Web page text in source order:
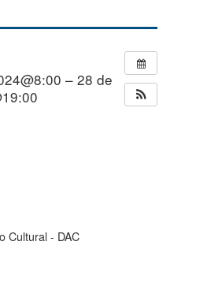
– 28 de
Cultural - DAC